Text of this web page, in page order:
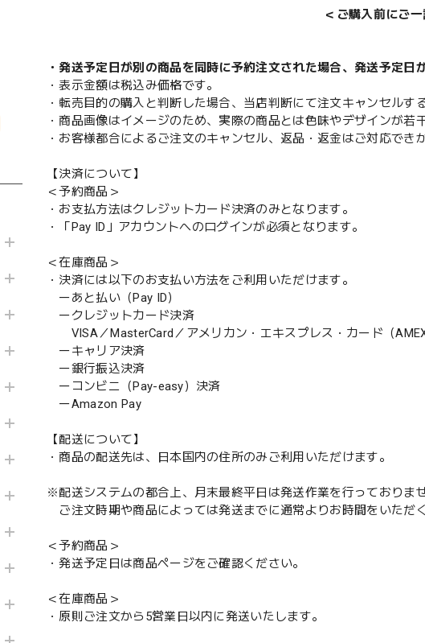
＜ご購入前にご
・発送予定日が別の商品を同時に予約注文された場合、発送予定日
・表示金額は税込み価格です。
・転売目的の購入と判断した場合、当店判断にて注文キャンセルす
・商品画像はイメージのため、実際の商品とは色味やデザインが若
・お客様都合によるご注文のキャンセル、返品・返金はご対応でき
【決済について】
＜予約商品＞
・お支払方法はクレジットカード決済のみとなります。
・「Pay ID」アカウントへのログインが必須となります。
＜在庫商品＞
・決済には以下のお支払い方法をご利用いただけます。
ーあと払い（Pay ID）
ークレジットカード決済
VISA／MasterCard／アメリカン・エキスプレス・カード（
ーキャリア決済
ー銀行振込決済
ーコンビニ（Pay-easy）決済
ーAmazon Pay
【配送について】
・商品の配送先は、日本国内の住所のみご利用いただけます。
※配送システムの都合上、月末最終平日は発送作業を行っておりませ
ご注文時期や商品によっては発送までに通常よりお時間をいただ
＜予約商品＞
・発送予定日は商品ページをご確認ください。
＜在庫商品＞
・原則ご注文から5営業日以内に発送いたします。